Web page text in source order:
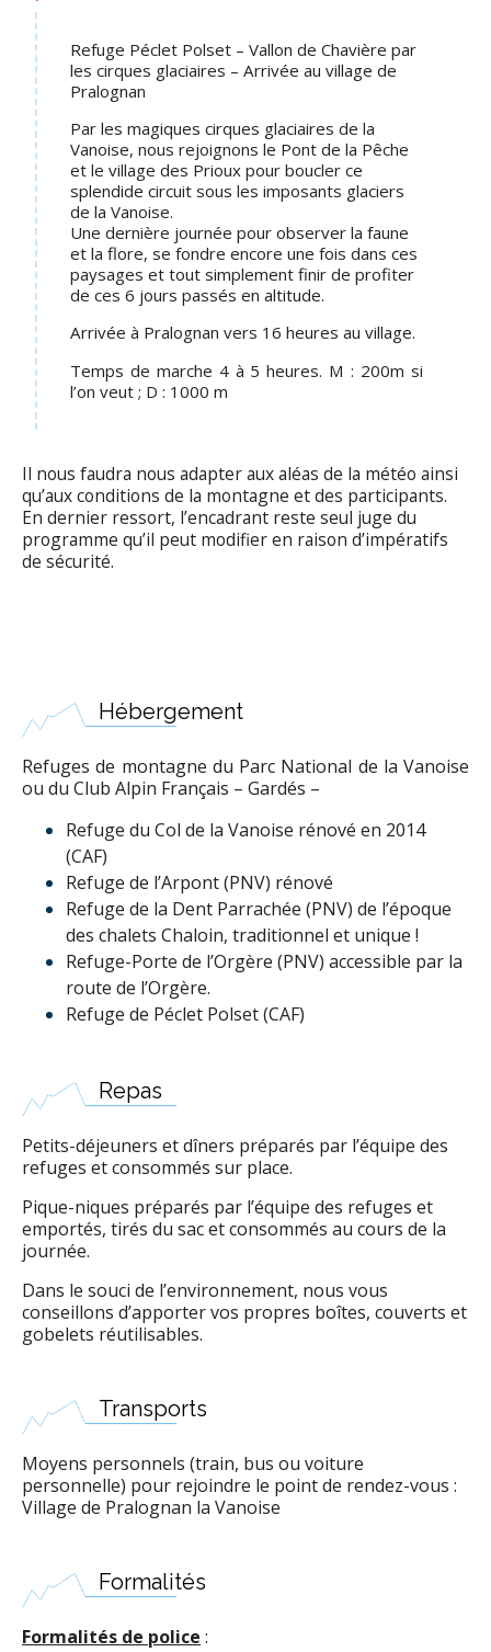
Refuge Péclet Polset – Vallon de Chavière par
les cirques glaciaires – Arrivée au village de
Pralognan
Par les magiques cirques glaciaires de la
Vanoise, nous rejoignons le Pont de la Pêche
et le village des Prioux pour boucler ce
splendide circuit sous les imposants glaciers
de la Vanoise.
Une dernière journée pour observer la faune
et la flore, se fondre encore une fois dans ces
paysages et tout simplement finir de profiter
de ces 6 jours passés en altitude.
Arrivée à Pralognan vers 16 heures au village.
Temps de marche 4 à 5 heures. M : 200m si
l’on veut ; D : 1000 m
Il nous faudra nous adapter aux aléas de la météo ainsi
qu’aux conditions de la montagne et des participants.
En dernier ressort, l’encadrant reste seul juge du
programme qu’il peut modifier en raison d’impératifs
de sécurité.
Hébergement
Refuges de montagne du Parc National de la Vanoise
ou du Club Alpin Français – Gardés –
Refuge du Col de la Vanoise rénové en 2014
(CAF)
Refuge de l’Arpont (PNV) rénové
Refuge de la Dent Parrachée (PNV) de l’époque
des chalets Chaloin, traditionnel et unique !
Refuge-Porte de l’Orgère (PNV) accessible par la
route de l’Orgère.
Refuge de Péclet Polset (CAF)
Repas
Petits-déjeuners et dîners préparés par l’équipe des
refuges et consommés sur place.
Pique-niques préparés par l’équipe des refuges et
emportés, tirés du sac et consommés au cours de la
journée.
Dans le souci de l’environnement, nous vous
conseillons d’apporter vos propres boîtes, couverts et
gobelets réutilisables.
Transports
Moyens personnels (train, bus ou voiture
personnelle) pour rejoindre le point de rendez-vous :
Village de Pralognan la Vanoise
Formalités
Formalités de police :